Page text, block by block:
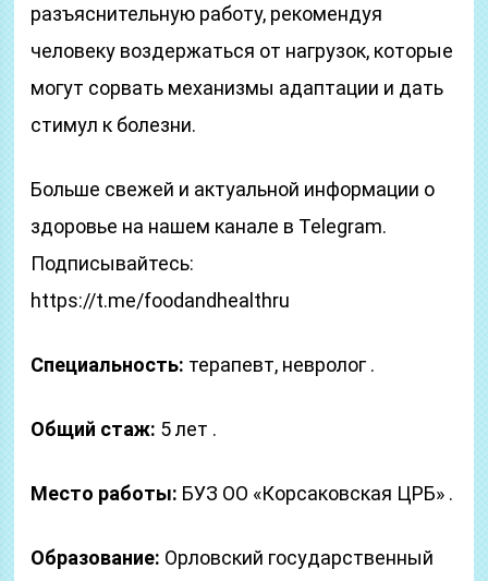
разъяснительную работу, рекомендуя
человеку воздержаться от нагрузок, которые
могут сорвать механизмы адаптации и дать
стимул к болезни.
Больше свежей и актуальной информации о
здоровье на нашем канале в Telegram.
Подписывайтесь:
https://t.me/foodandhealthru
Специальность: терапевт, невролог .
Общий стаж: 5 лет .
Место работы: БУЗ ОО «Корсаковская ЦРБ» .
Образование: Орловский государственный